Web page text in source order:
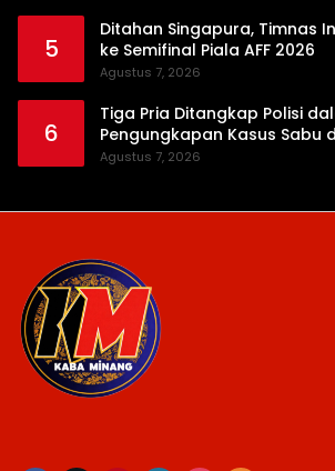
5
Ditahan Singapura, Timnas
ke Semifinal Piala AFF 2026
Agustus 7, 2026
6
Tiga Pria Ditangkap Polisi
Pengungkapan Kasus Sabu
Timbangan Digital hingga
Agustus 7, 2026